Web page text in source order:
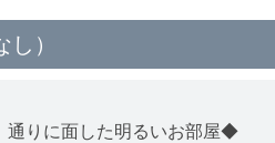
）
通りに面した明るいお部屋◆